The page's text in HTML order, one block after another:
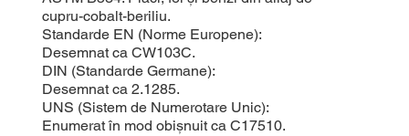
cupru-cobalt-beriliu.
Standarde EN (Norme Europene):
Desemnat ca CW103C.
DIN (Standarde Germane):
Desemnat ca 2.1285.
UNS (Sistem de Numerotare Unic):
Enumerat în mod obișnuit ca C17510.